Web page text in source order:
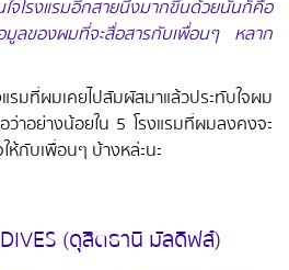
โรงแรมอีกสายนึงมากขึ้นด้วยนั่นก็คือ
ลของผมที่จะสื่อสารกับเพื่อนๆ หลาก
มที่ผมเคยไปสัมผัสมาแล้วประทับใจผม
าอย่างน้อยใน 5 โรงแรมที่ผมลงคงจะ
ห้กับเพื่อนๆ บ้างหล่ะนะ
(ดุสิตธานี มัลดีฟส์)